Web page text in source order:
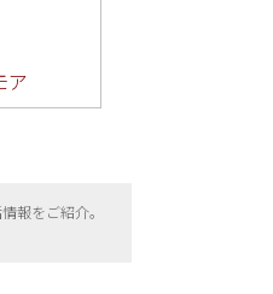
ア
報をご紹介。